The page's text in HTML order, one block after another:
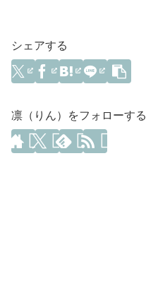
シェアする
凛（りん）をフォローする